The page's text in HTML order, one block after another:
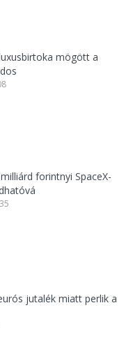
mögött a
forintnyi SpaceX-
jutalék miatt perlik a